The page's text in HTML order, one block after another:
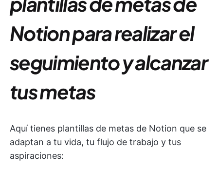
Notion para realizar el
seguimiento y alcanzar
tus metas
Aquí tienes plantillas de metas de Notion que se
adaptan a tu vida, tu flujo de trabajo y tus
aspiraciones: